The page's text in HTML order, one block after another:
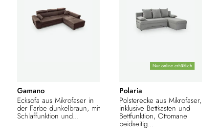
Gamano
Ecksofa aus Mikrofaser in
der Farbe dunkelbraun, mit
Schlaffunktion und...
Nur online erhältlich
Polaria
Polsterecke aus Mikrofaser,
inklusive Bettkasten und
Bettfunktion, Ottomane
beidseitig...